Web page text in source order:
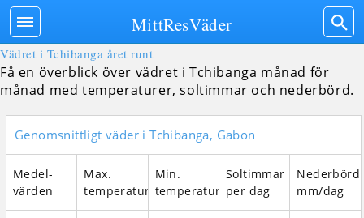
Vädret i Tchibanga året runt
Få en överblick över vädret i Tchibanga månad för
månad med temperaturer, soltimmar och nederbörd.
Genomsnittligt väder i Tchibanga, Gabon
Medel­
värden
Max.
temperatur
Min.
temperatur
Soltimmar
per dag
Nederbörd
mm/dag
MittResVäder